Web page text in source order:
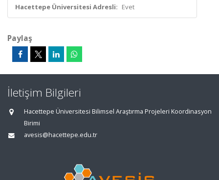
Hacettepe Üniversitesi Adresli: Evet
Paylaş
İletişim Bilgileri
Hacettepe Üniversitesi Bilimsel Araştırma Projeleri Koordinasyon
Birimi
avesis@hacettepe.edu.tr